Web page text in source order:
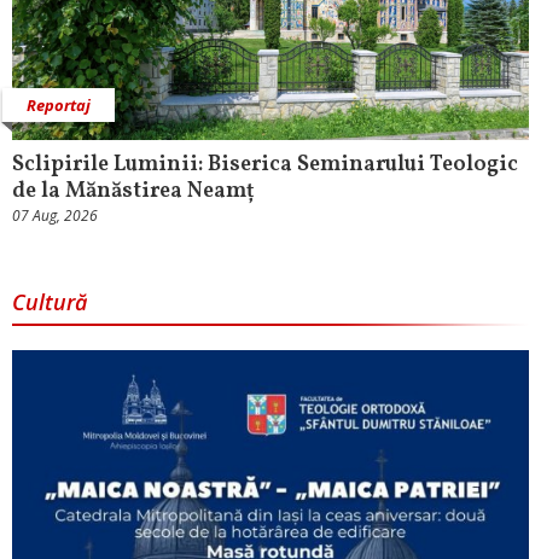
Reportaj
Sclipirile Luminii: Biserica Seminarului Teologic
de la Mănăstirea Neamț
07 Aug, 2026
Cultură